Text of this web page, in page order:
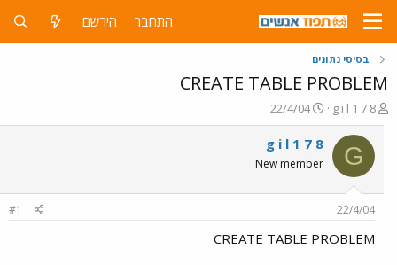
התחבר הירשם
בסיסי נתונים
CREATE TABLE PROBLEM
פ
ו
ת
ח
ה
ש
א
g i l 1 7 8
פ
ו
ר
ס
ם
ר
22/4/04
G
g i l 1 7 8
New member
22/4/04
#1
CREATE TABLE PROBLEM